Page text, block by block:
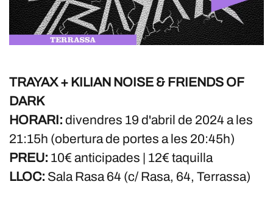
TRAYAX + KILIAN NOISE & FRIENDS OF
DARK
HORARI: divendres 19 d'abril de 2024 a les
21:15h (obertura de portes a les 20:45h)
PREU: 10€ anticipades | 12€ taquilla
LLOC: Sala Rasa 64 (c/ Rasa, 64, Terrassa)